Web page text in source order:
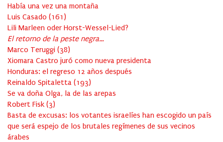
Había una vez una montaña
Luis Casado (161 )
Lili Marleen oder Horst-Wessel-Lied?
El retorno de la peste negra…
Marco Teruggi (38)
Xiomara Castro juró como nueva presidenta
Honduras: el regreso 12 años después
Reinaldo Spitaletta (193)
Se va doña Olga, la de las arepas
Robert Fisk (3)
Basta de excusas: los votantes israelíes han escogido un país
que será espejo de los brutales regímenes de sus vecinos
árabes